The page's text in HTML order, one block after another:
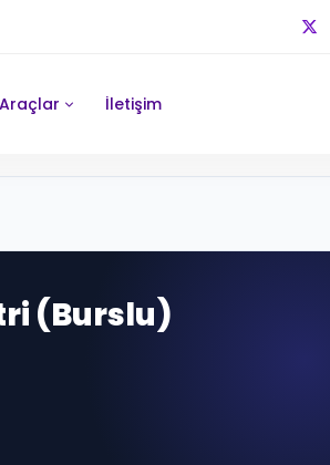
İletişim
(Burslu)